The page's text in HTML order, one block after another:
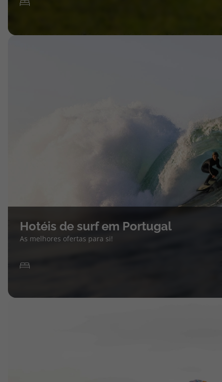
Hotéis de surf em Portugal
As melhores ofertas para si!